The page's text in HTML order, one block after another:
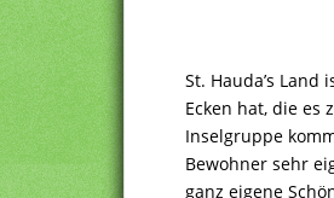
St. Hauda’s
Ecken hat, die es
Inselgruppe
Bewohner sehr
ganz eigene